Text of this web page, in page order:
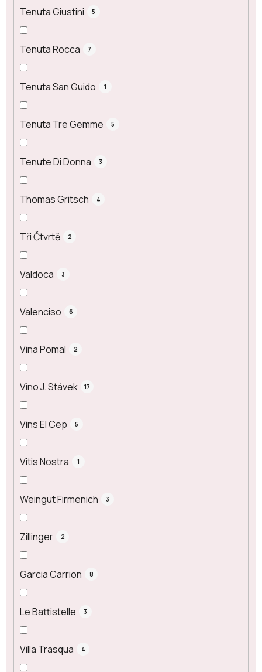
Tenuta Giustini 5
Tenuta Rocca 7
Tenuta San Guido 1
Tenuta Tre Gemme 5
Tenute Di Donna 3
Thomas Gritsch 4
Tři Čtvrtě 2
Valdoca 3
Valenciso 6
Vina Pomal 2
Víno J. Stávek 17
Vins El Cep 5
Vitis Nostra 1
Weingut Firmenich 3
Zillinger 2
Garcia Carrion 8
Le Battistelle 3
Villa Trasqua 4